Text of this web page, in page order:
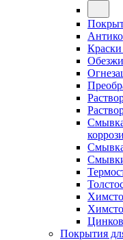
Покрытия